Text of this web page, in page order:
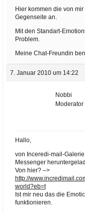
Hier kommen die von
Gegenseite an.
Mit den Standart-
Problem.
Meine Chat-Freundin
7. Januar 2010 um 14:22
Nobbi
Moderator
Hallo,
von Inceredi-mail-
Messenger
Von hier? –>
http://
world?eb=t
Ist mir neu das die
funktionieren.